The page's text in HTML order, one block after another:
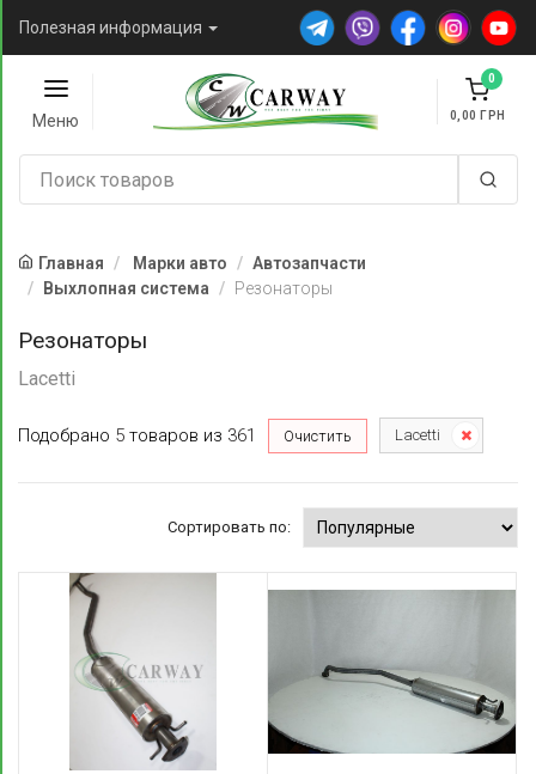
Полезная информация
Меню
0
0,00
Главная Марки авто
Автозапчасти
Выхлопная система
Резонаторы
Резонаторы
Lacetti
Подобрано 5 товаров из 361 Очистить Lacetti
Сортировать по: